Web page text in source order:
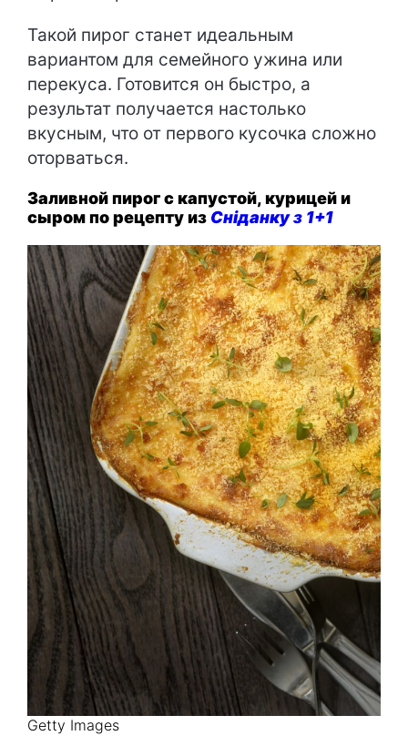
Такой пирог станет идеальным
вариантом для семейного ужина или
перекуса. Готовится он быстро, а
результат получается настолько
вкусным, что от первого кусочка сложно
оторваться.
Заливной пирог с капустой, курицей и
сыром по рецепту из Сніданку з 1+1
Getty Images